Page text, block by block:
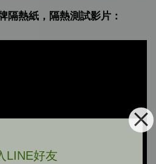
LINE好友
隔熱紙，隔熱測試影片：